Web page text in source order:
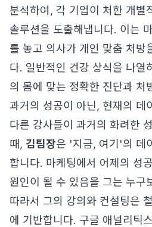
분석하여, 각 기업이 처한 개별
솔루션을 도출해냅니다. 이는
를 놓고 의사가 개인 맞춤 처방
다. 일반적인 건강 상식을 나열
의 몸에 맞는 정확한 진단과 처
과거의 성공이 아닌, 현재의 데
다른 강사들이 과거의 화려한
때, 김팀장은 '지금, 여기'의 데
합니다. 마케팅에서 어제의 성
원인이 될 수 있음을 그는 누구
따라서 그의 강의와 컨설팅은
에 기반합니다. 구글 애널리틱